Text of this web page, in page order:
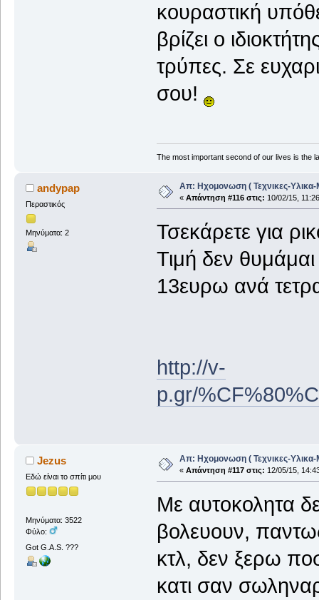
κουραστική
βρίζει ο
τρύπες. Σε
σου!
The most important second of our lives is the
andypap
Περαστικός
Μηνύματα: 2
Απ: Ηχομονωση ( Τεχνικες-Υλικα-
« Απάντηση #116 στις: 10/02/15,
Τσεκάρετε για
Τιμή δεν
13ευρω ανά
http://v-
p.gr/
Jezus
Εδώ είναι το σπίτι μου
Μηνύματα: 3522
Φύλο:
Got G.A.S. ???
Απ: Ηχομονωση ( Τεχνικες-Υλικα-
« Απάντηση #117 στις: 12/05/15,
Με αυτοκολητα
βολευουν,
κτλ, δεν ξερω
κατι σαν